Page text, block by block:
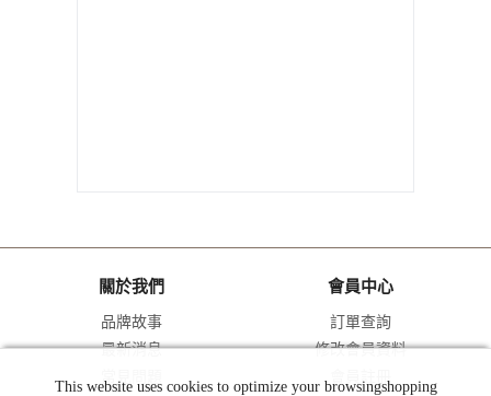
關於我們
品牌故事
最新消息
常見問題
會員中心
訂單查詢
修改會員資料
會員註冊
This website uses cookies to optimize your browsingshopping